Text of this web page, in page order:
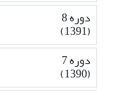
دوره 8
(1391)
دوره 7
(1390)